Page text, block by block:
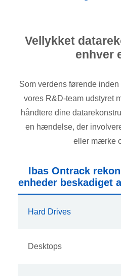
Vellykket
enhver
Som verdens førende
vores R&D-team udstyret
håndtere dine
en hændelse, der
eller mærke
Ibas Ontrack
enheder beskadiget
Hard Drives
Desktops